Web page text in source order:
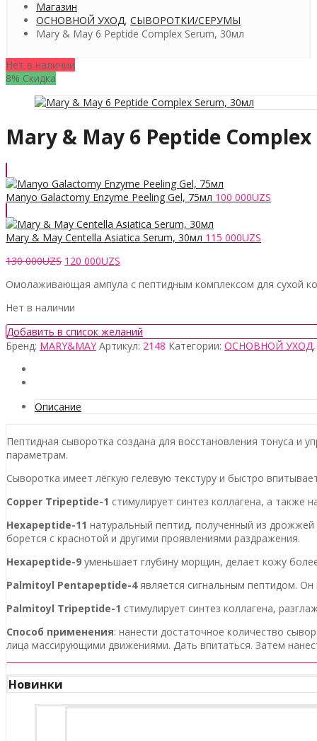
Магазин
ОСНОВНОЙ УХОД, СЫВОРОТКИ/СЕРУМЫ
Mary & May 6 Peptide Complex Serum, 30мл
Нет в наличии
8% Скидка
Mary & May 6 Peptide
Manyo Galactomy Enzyme Peeling Gel, 75мл 100 000UZS
Mary & May Centella Asiatica Serum, 30мл 115 000UZS
130 000UZS Первоначальная
составляла
000UZS.
120 000UZS
120
Омолаживающая ампула с пептидным комплексом для сухой
Нет в наличии
Добавить в список желаний
Бренд: MARY&MAY Артикул: 2148 Категории: ОСНОВНОЙ УХОД
Описание
Пептидная сыворотка создана для восстановления тонуса
параметрам.
Сыворотка имеет лёгкую гелевую текстуру и быстро
Copper Tripeptide-1 стимулирует синтез коллагена, а также
Hexapeptide-11 натуральный пептид, полученный из
борется с краснотой и другими проявлениями раздражения.
Hexapeptide-9 уменьшает глубину морщин, делает кожу
Palmitoyl Pentapeptide-4является сигнальным пептидом. Он
Palmitoyl Tripeptide-1 стимулирует синтез коллагена,
Способ применения: нанести достаточное количество
лица массирующими движениями. Дать впитаться. Затем
Новинки